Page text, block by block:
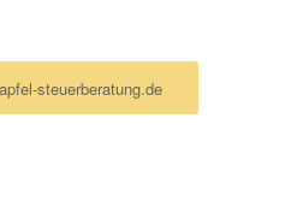
steuerberatung.de